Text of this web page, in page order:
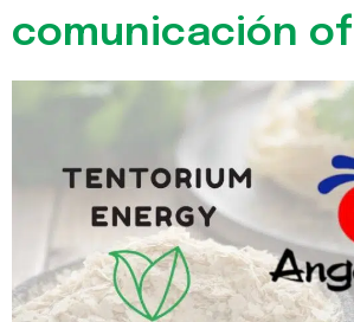
comunicación